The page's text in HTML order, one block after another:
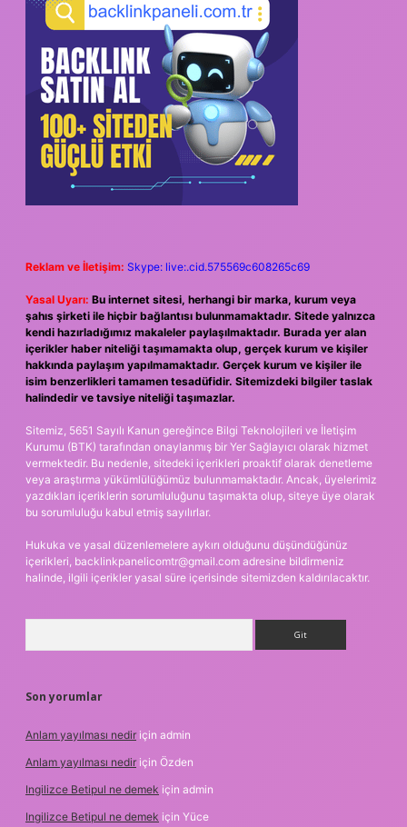
Reklam ve İletişim: Skype: live:.cid.575569c608265c69
Yasal Uyarı: Bu internet sitesi, herhangi bir marka, kurum veya
şahıs şirketi ile hiçbir bağlantısı bulunmamaktadır. Sitede yalnızca
kendi hazırladığımız makaleler paylaşılmaktadır. Burada yer alan
içerikler haber niteliği taşımamakta olup, gerçek kurum ve kişiler
hakkında paylaşım yapılmamaktadır. Gerçek kurum ve kişiler ile
isim benzerlikleri tamamen tesadüfidir. Sitemizdeki bilgiler taslak
halindedir ve tavsiye niteliği taşımazlar.
Sitemiz, 5651 Sayılı Kanun gereğince Bilgi Teknolojileri ve İletişim
Kurumu (BTK) tarafından onaylanmış bir Yer Sağlayıcı olarak hizmet
vermektedir. Bu nedenle, sitedeki içerikleri proaktif olarak denetleme
veya araştırma yükümlülüğümüz bulunmamaktadır. Ancak, üyelerimiz
yazdıkları içeriklerin sorumluluğunu taşımakta olup, siteye üye olarak
bu sorumluluğu kabul etmiş sayılırlar.
Hukuka ve yasal düzenlemelere aykırı olduğunu düşündüğünüz
içerikleri, backlinkpanelicomtr@gmail.com adresine bildirmeniz
halinde, ilgili içerikler yasal süre içerisinde sitemizden kaldırılacaktır.
Son yorumlar
Anlam yayılması nedir için admin
Anlam yayılması nedir için Özden
Ingilizce Betipul ne demek için admin
Ingilizce Betipul ne demek için Yüce